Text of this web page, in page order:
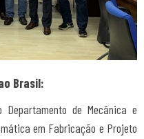
Brasil:
Departamento de Mecânica e
em Fabricação e Projeto